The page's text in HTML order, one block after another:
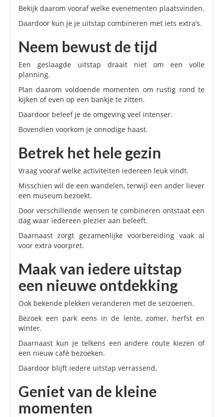
Bekijk daarom vooraf welke evenementen plaatsvinden.
Daardoor kun je je uitstap combineren met iets extra’s.
Neem bewust de tijd
Een geslaagde uitstap draait niet om een volle
planning.
Plan daarom voldoende momenten om rustig rond te
kijken of even op een bankje te zitten.
Daardoor beleef je de omgeving veel intenser.
Bovendien voorkom je onnodige haast.
Betrek het hele gezin
Vraag vooraf welke activiteiten iedereen leuk vindt.
Misschien wil de een wandelen, terwijl een ander liever
een museum bezoekt.
Door verschillende wensen te combineren ontstaat een
dag waar iedereen plezier aan beleeft.
Daarnaast zorgt gezamenlijke voorbereiding vaak al
voor extra voorpret.
Maak van iedere uitstap
een nieuwe ontdekking
Ook bekende plekken veranderen met de seizoenen.
Bezoek een park eens in de lente, zomer, herfst en
winter.
Daarnaast kun je telkens een andere route kiezen of
een nieuw café bezoeken.
Daardoor blijft iedere uitstap verrassend.
Geniet van de kleine
momenten